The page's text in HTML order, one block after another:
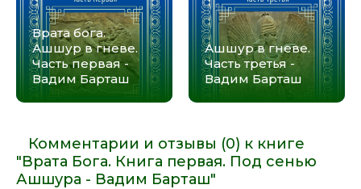
Врата бога.
Ашшур в гневе.
Часть первая -
Вадим Барташ
Ашшур в гневе.
Часть третья -
Вадим Барташ
Комментарии и отзывы (0) к книге
"Врата Бога. Книга первая. Под сенью
Ашшура - Вадим Барташ"